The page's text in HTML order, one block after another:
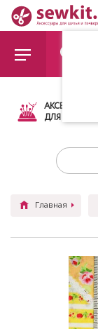
АКСЕССУАРЫ
ДЛЯ ШИТЬЯ
Главная